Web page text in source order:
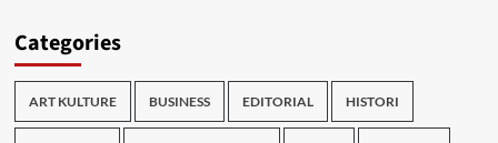
Categories
ART KULTURE BUSINESS EDITORIAL HISTORI